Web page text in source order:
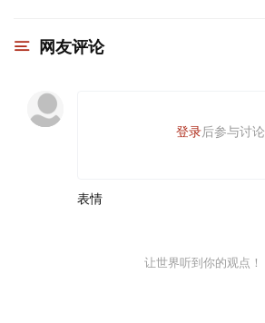
网友评论
登录后参与讨论
表情
让世界听到你的观点！